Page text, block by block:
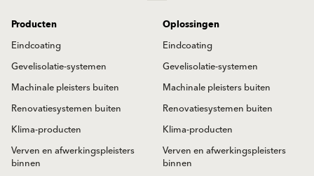
Producten
Eindcoating
Gevelisolatie-systemen
Machinale pleisters buiten
Renovatiesystemen buiten
Klima-producten
Verven en afwerkingspleisters
binnen
Oplossingen
Eindcoating
Gevelisolatie-systemen
Machinale pleisters buiten
Renovatiesystemen buiten
Klima-producten
Verven en afwerkingspleisters
binnen